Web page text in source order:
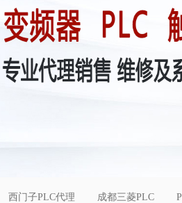
西门子PLC代理 成都三菱PLC